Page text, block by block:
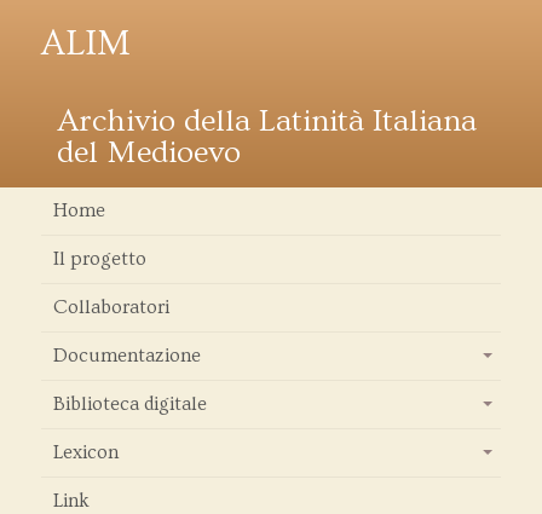
ALIM
Archivio della Latinità Italiana
del Medioevo
Home
Il progetto
Collaboratori
Documentazione
Biblioteca digitale
Lexicon
Link